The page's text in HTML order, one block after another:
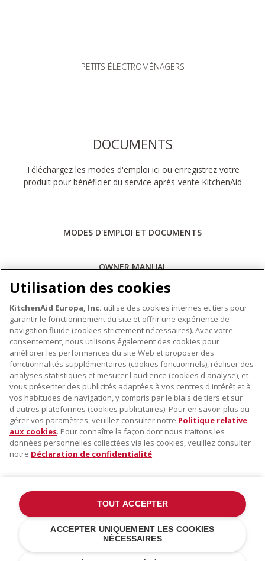
PETITS ÉLECTROMÉNAGERS
DOCUMENTS
Téléchargez les modes d'emploi ici ou enregistrez votre
produit pour bénéficier du service après-vente KitchenAid
MODES D'EMPLOI ET DOCUMENTS
OWNER MANUAL
Télécharger
À PROPOS DE KITCHENAID
À propos de KitchenAid
Histoire de la marque
Communiqués de presse
ODR
NOS PRODUITS
Petits électroménagers
Matériel de cuisine
Accessoires
SERVICE CLIENT
Trouver un magasin
©2022 Tous droits réservés. KitchenAid et la forme du robot pâtissier
multifonction sont des marques déposées aux États Unis et dans
d'autres pays .Déclaration de confidentialité.Cookies.Autres pays
Utilisation des cookies
KitchenAid Europa, Inc. utilise des cookies internes et tiers pour
garantir le fonctionnement du site et offrir une expérience de
navigation fluide (cookies strictement nécessaires). Avec votre
consentement, nous utilisons également des cookies pour
améliorer les performances du site Web et proposer des
fonctionnalités supplémentaires (cookies fonctionnels), réaliser des
analyses statistiques et mesurer l'audience (cookies d'analyse), et
vous présenter des publicités adaptées à vos centres d'intérêt et à
vos habitudes de navigation, y compris par le biais de tiers et sur
d'autres plateformes (cookies publicitaires). Pour en savoir plus ou
gérer vos paramètres, veuillez consulter notre Politique relative
aux cookies. Pour connaître la façon dont nous traitons les
données personnelles collectées via les cookies, veuillez consulter
notre Déclaration de confidentialité.
ACCEPTER UNIQUEMENT LES COOKIES
NÉCESSAIRES
TOUT ACCEPTER